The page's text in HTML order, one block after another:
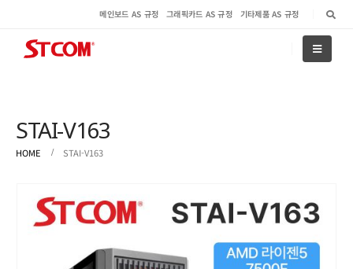
메인보드 AS 규정 그래픽카드 AS 규정 기타제품 AS 규정
STAI-V163
HOME STAI-V163